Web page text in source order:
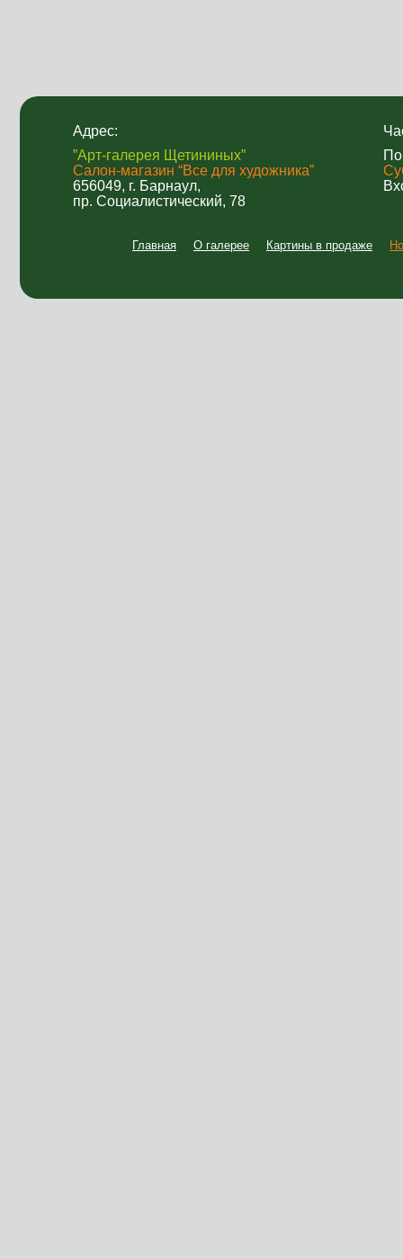
Адрес:
”Арт-галерея Щетининых”
Салон-магазин “Все для художника”
656049, г. Барнаул,
пр. Социалистический, 78
Главная О галерее Картины в продаже